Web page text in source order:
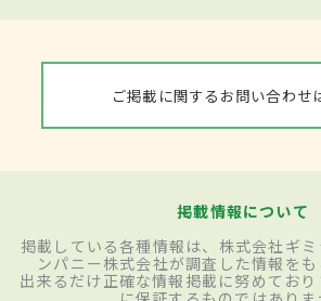
ご掲載に関するお問い合わせ
掲載情報について
掲載している各種情報は、株式会社ギ
ンパニー株式会社が調査した情報をも
出来るだけ正確な情報掲載に努めてお